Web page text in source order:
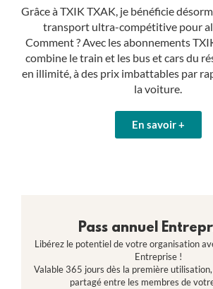
Grâce à TXIK TXAK, je bénéficie
transport ultra-compétitive pour
Comment ? Avec les abonnements
combine le train et les bus et cars du
en illimité, à des prix imbattables par
la voiture.
En savoir +
Pass annuel
Libérez le potentiel de votre organisation
Entreprise !
Valable 365 jours dès la première
partagé entre les membres de